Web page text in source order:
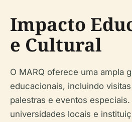
Impacto
e Cultural
O MARQ oferece uma ampla
educacionais, incluindo
palestras e eventos
universidades locais e